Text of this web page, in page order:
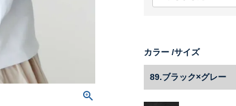
カラー サイズ
89.ブラック×グレー